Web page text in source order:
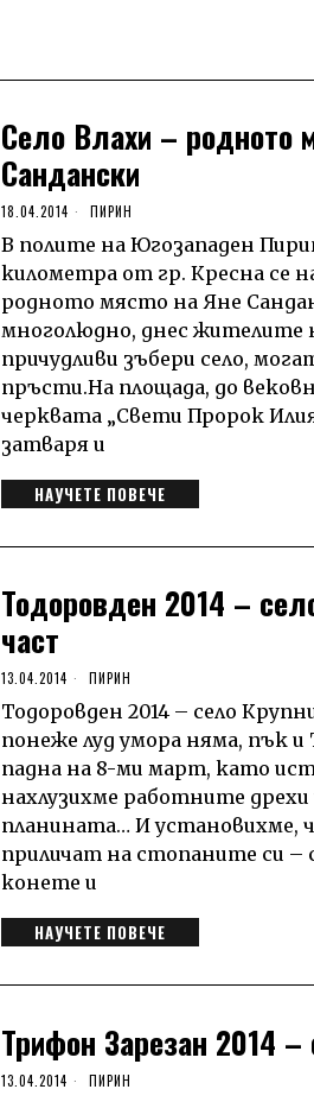
Село Влахи – родното
Сандански
18.04.2014 ПИРИН
В полите на Югозападен
километра от гр. Кресна се
родното място на Яне
многолюдно, днес жителите
причудливи зъбери село,
пръсти.На площада, до
черквата „Свети Пророк
затваря и
НАУЧЕТЕ ПОВЕЧЕ
Тодоровден 2014 –
част
13.04.2014 ПИРИН
Тодоровден 2014 – село
понеже луд умора няма, пък и
падна на 8-ми март, като
нахлузихме работните дрехи
планината… И установихме,
приличат на стопаните си –
конете и
НАУЧЕТЕ ПОВЕЧЕ
Трифон Зарезан 2014
13.04.2014 ПИРИН